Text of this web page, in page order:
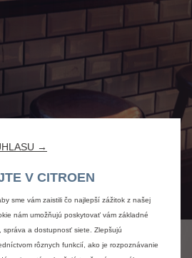
→
V CITROEN
sme vám zaistili čo najlepší zážitok z našej
nám umožňujú poskytovať vám základné
a dostupnosť siete. Zlepšujú
rôznych funkcií, ako je rozpoznávanie